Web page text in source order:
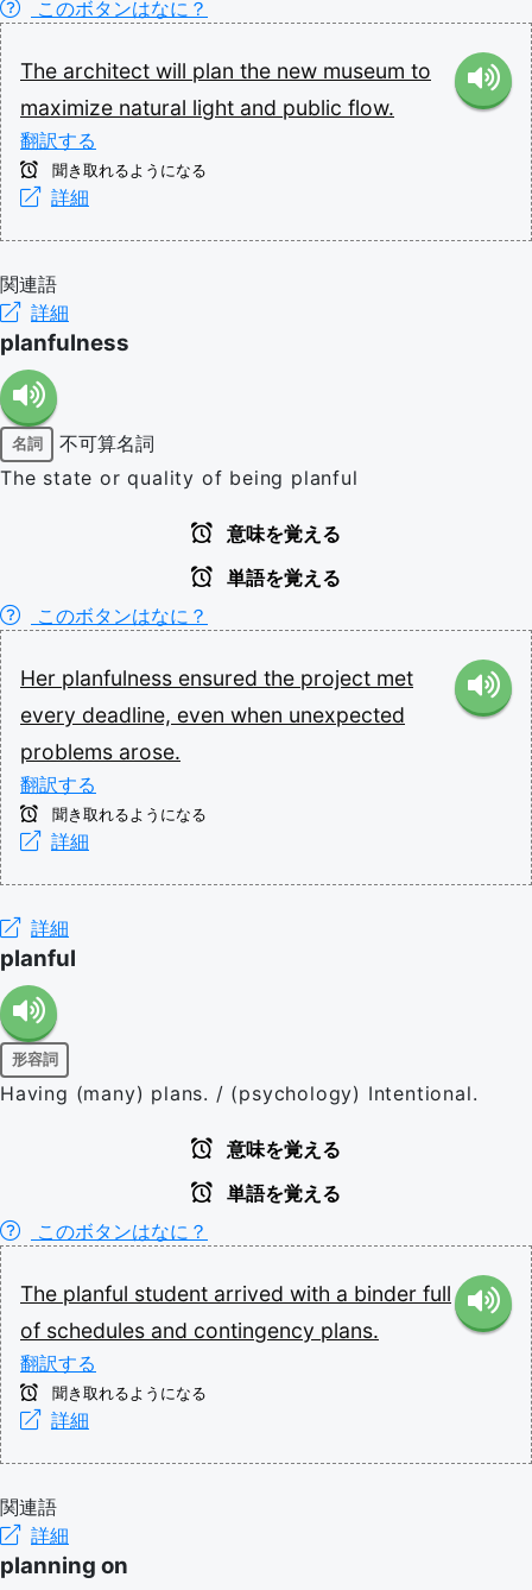
このボタンはなに？
The architect will plan the new museum to
maximize natural light and public flow.
翻訳する
聞き取れるようになる
詳細
関連語
詳細
planfulness
名詞
不可算名詞
The state or quality of being planful
意味を覚える
単語を覚える
このボタンはなに？
Her planfulness ensured the project met
every deadline, even when unexpected
problems arose.
翻訳する
聞き取れるようになる
詳細
詳細
planful
形容詞
Having (many) plans. / (psychology) Intentional.
意味を覚える
単語を覚える
このボタンはなに？
The planful student arrived with a binder full
of schedules and contingency plans.
翻訳する
聞き取れるようになる
詳細
関連語
詳細
planning on